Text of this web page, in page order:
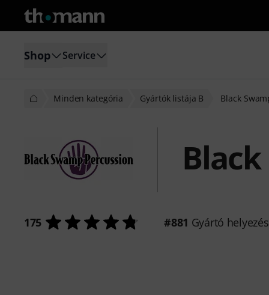
Shop Service
Minden kategória Gyártók listája B Black
175 #881 Gyártó